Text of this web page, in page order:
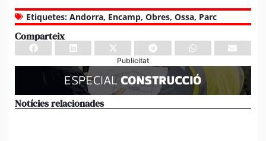
Etiquetes: Andorra, Encamp, Obres, Ossa, Parc
Comparteix
Publicitat
Notícies relacionades